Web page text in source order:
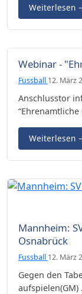
Weiterlesen
Webinar -
Fussball 12. März
Anschlusstor
Weiterlesen
gelassen entgegen.
Mannheim:
Osnabrück
Fussball 12. März
Gegen den
aufspielen(GM)